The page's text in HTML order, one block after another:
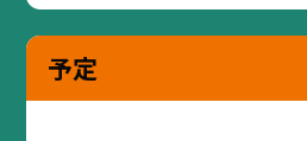
予定